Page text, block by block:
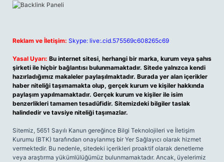
Reklam ve İletişim: Skype: live:.cid.575569c608265c69
Yasal Uyarı: Bu internet sitesi, herhangi bir marka, kurum veya şahıs
şirketi ile hiçbir bağlantısı bulunmamaktadır. Sitede yalnızca kendi
hazırladığımız makaleler paylaşılmaktadır. Burada yer alan içerikler
haber niteliği taşımamakta olup, gerçek kurum ve kişiler hakkında
paylaşım yapılmamaktadır. Gerçek kurum ve kişiler ile isim
benzerlikleri tamamen tesadüfidir. Sitemizdeki bilgiler taslak
halindedir ve tavsiye niteliği taşımazlar.
Sitemiz, 5651 Sayılı Kanun gereğince Bilgi Teknolojileri ve İletişim
Kurumu (BTK) tarafından onaylanmış bir Yer Sağlayıcı olarak hizmet
vermektedir. Bu nedenle, sitedeki içerikleri proaktif olarak denetleme
veya araştırma yükümlülüğümüz bulunmamaktadır. Ancak, üyelerimiz